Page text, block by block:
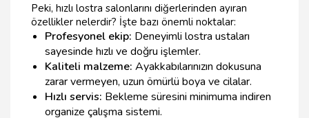
Peki, hızlı lostra salonlarını diğerlerinden ayıran
özellikler nelerdir? İşte bazı önemli noktalar:
Profesyonel ekip: Deneyimli lostra ustaları
sayesinde hızlı ve doğru işlemler.
Kaliteli malzeme: Ayakkabılarınızın dokusuna
zarar vermeyen, uzun ömürlü boya ve cilalar.
Hızlı servis: Bekleme süresini minimuma indiren
organize çalışma sistemi.